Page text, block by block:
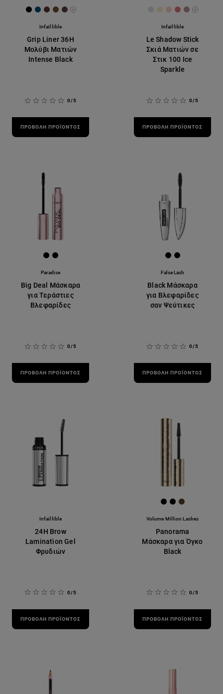
[Color]: #000000
[Color]: #004B79
[Color]: #612f32
[Color]: #6e4a2b
[Color]: #573F3C
More shades are available
Infaillible
Grip Liner 36H
Μολύβι Ματιών
Intense Black
0/5
ΠΡΟΒΟΛΉ ΠΡΟΪΌΝΤΟΣ
[Color]: #dfddde
[Color]: #fce8c8
[Color]:
[Color]:
[Color]:
More
Infaillible
Le Shadow Stick
Σκιά Ματιών σε
Στικ 100 Ice
Sparkle
0/5
ΠΡΟΒΟΛΉ ΠΡΟΪΌΝΤΟΣ
[Color]: #000000
[Color]: #000000
Paradise
Big Deal Μάσκαρα
για Τεράστιες
Βλεφαρίδες
0/5
ΠΡΟΒΟΛΉ ΠΡΟΪΌΝΤΟΣ
[Color]:
[Color]:
False Lash
Black Μάσκαρα
για Βλεφαρίδες
σαν Ψεύτικες
0/5
ΠΡΟΒΟΛΉ ΠΡΟΪΌΝΤΟΣ
Infaillible
24H Brow
Lamination Gel
Φρυδιών
0/5
ΠΡΟΒΟΛΉ ΠΡΟΪΌΝΤΟΣ
[Color]: #000000
[Color]:
[Color]:
Volume Million Lashes
Panorama
Mάσκαρα για Όγκο
Βlack
0/5
ΠΡΟΒΟΛΉ ΠΡΟΪΌΝΤΟΣ